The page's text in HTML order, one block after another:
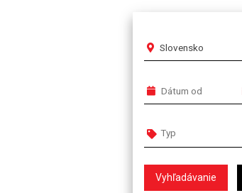
Slovensko